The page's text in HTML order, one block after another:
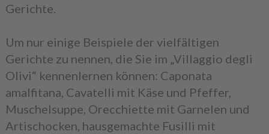
Gerichte.
Um nur einige Beispiele der vielfältigen
Gerichte zu nennen, die Sie im „Villaggio degli
Olivi“ kennenlernen können: Caponata
amalfitana, Cavatelli mit Käse und Pfeffer,
Muschelsuppe, Orecchiette mit Garnelen und
Artischocken, hausgemachte Fusilli mit